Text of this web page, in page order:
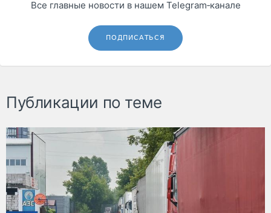
Все главные новости в нашем Telegram‑канале
ПОДПИСАТЬСЯ
Публикации по теме